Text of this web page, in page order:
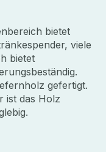
bietet
viele
bietet
gefertigt.
ist das Holz